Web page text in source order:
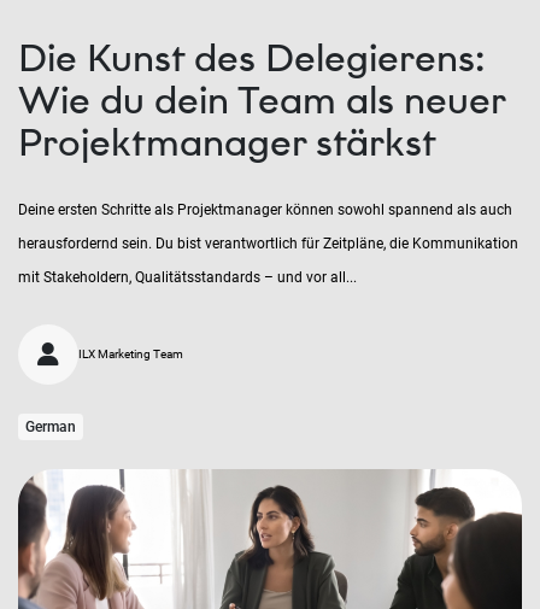
Die Kunst des Delegierens:
Wie du dein Team als neuer
Projektmanager stärkst
Deine ersten Schritte als Projektmanager können sowohl spannend als auch
herausfordernd sein. Du bist verantwortlich für Zeitpläne, die Kommunikation
mit Stakeholdern, Qualitätsstandards – und vor all...
ILX Marketing Team
German